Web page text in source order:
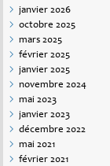
janvier 2026
octobre 2025
mars 2025
février 2025
janvier 2025
novembre 2024
mai 2023
janvier 2023
décembre 2022
mai 2021
février 2021